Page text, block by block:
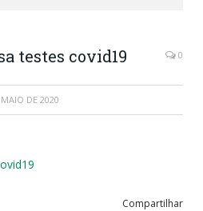
testes covid19 0
DE 2020
Compartilhar